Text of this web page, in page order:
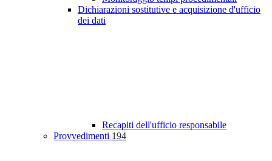
Dichiarazioni sostitutive e acquisizione d'ufficio
dei dati
Recapiti dell'ufficio responsabile
Provvedimenti 194